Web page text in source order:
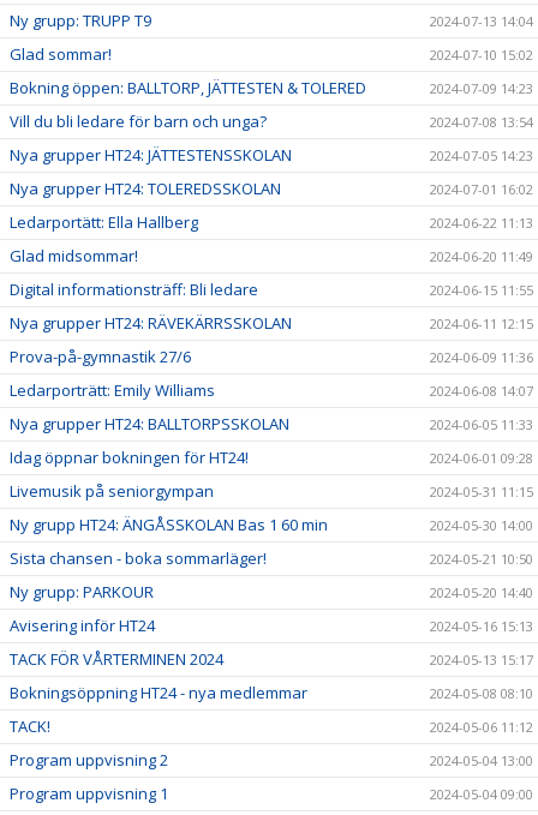
Ny grupp: TRUPP T9 2024-07-13 14:04
Glad sommar! 2024-07-10 15:02
Bokning öppen: BALLTORP, JÄTTESTEN & TOLERED 2024-07-09 14:23
Vill du bli ledare för barn och unga? 2024-07-08 13:54
Nya grupper HT24: JÄTTESTENSSKOLAN 2024-07-05 14:23
Nya grupper HT24: TOLEREDSSKOLAN 2024-07-01 16:02
Ledarportätt: Ella Hallberg 2024-06-22 11:13
Glad midsommar! 2024-06-20 11:49
Digital informationsträff: Bli ledare 2024-06-15 11:55
Nya grupper HT24: RÄVEKÄRRSSKOLAN 2024-06-11 12:15
Prova-på-gymnastik 27/6 2024-06-09 11:36
Ledarporträtt: Emily Williams 2024-06-08 14:07
Nya grupper HT24: BALLTORPSSKOLAN 2024-06-05 11:33
Idag öppnar bokningen för HT24! 2024-06-01 09:28
Livemusik på seniorgympan 2024-05-31 11:15
Ny grupp HT24: ÄNGÅSSKOLAN Bas 1 60 min 2024-05-30 14:00
Sista chansen - boka sommarläger! 2024-05-21 10:50
Ny grupp: PARKOUR 2024-05-20 14:40
Avisering inför HT24 2024-05-16 15:13
TACK FÖR VÅRTERMINEN 2024 2024-05-13 15:17
Bokningsöppning HT24 - nya medlemmar 2024-05-08 08:10
TACK! 2024-05-06 11:12
Program uppvisning 2 2024-05-04 13:00
Program uppvisning 1 2024-05-04 09:00